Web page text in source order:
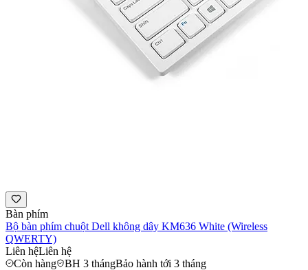
Bàn phím
Bộ bàn phím chuột Dell không dây KM636 White (Wireless
QWERTY)
Liên hệLiên hệ
Còn hàng
BH 3 thángBảo hành tới 3 tháng